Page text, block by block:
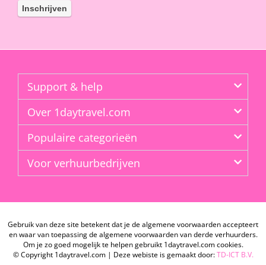
Support & help
Over 1daytravel.com
Populaire categorieën
Voor verhuurbedrijven
Gebruik van deze site betekent dat je de algemene voorwaarden accepteert
en waar van toepassing de algemene voorwaarden van derde verhuurders.
Om je zo goed mogelijk te helpen gebruikt 1daytravel.com cookies.
© Copyright 1daytravel.com | Deze webiste is gemaakt door:TD-ICT B.V.